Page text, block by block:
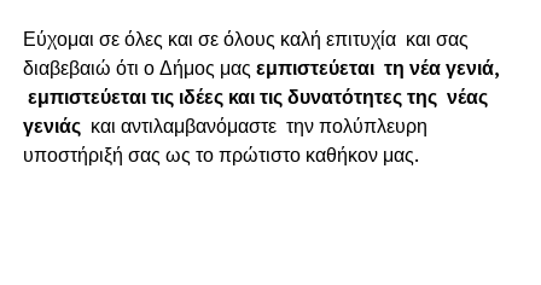
Εύχομαι σε όλες και σε όλους καλή επιτυχία και σας
διαβεβαιώ ότι ο Δήμος μας εμπιστεύεται τη νέα γενιά,
εμπιστεύεται τις ιδέες και τις δυνατότητες της νέας
γενιάς και αντιλαμβανόμαστε την πολύπλευρη
υποστήριξή σας ως το πρώτιστο καθήκον μας.